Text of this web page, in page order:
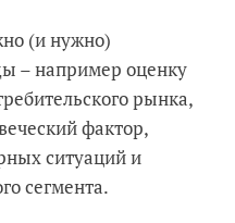
(и нужно)
– например оценку
рынка,
фактор,
ситуаций и
сегмента.